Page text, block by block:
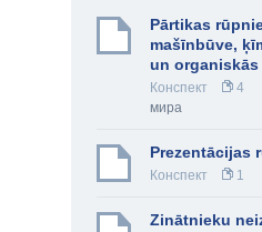
Pārtikas
mašīnbūve,
un
Конспект 4
мира
Prezentācijas
Конспект 1
Zinātnieku